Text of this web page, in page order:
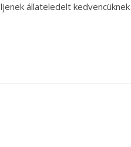
állateledelt